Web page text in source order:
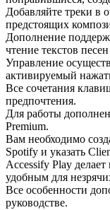
Добавляйте треки в
предстоящих
Дополнение
чтение текстов
Управление
активируемый
Все сочетания
предпочтения.
Для работы
Premium.
Вам необходимо
Spotify и указать
Accessify Play
удобным для
Все особенности
руководстве.